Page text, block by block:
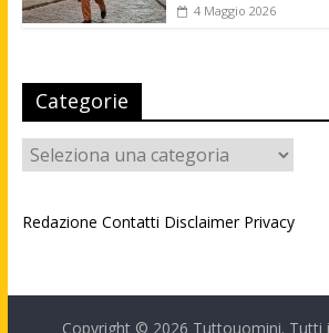
4 Maggio 2026
Categorie
Categorie
Redazione Contatti Disclaimer Privacy
Copyright © 2026 Tuttouomini. Tutti